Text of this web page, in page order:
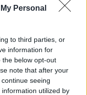
Personal
to third parties, or
information for
the below opt-out
note that after your
seeing
utilized by
στοGoogle News
ειδήσεις